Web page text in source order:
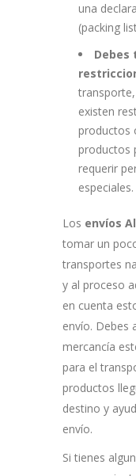
una
(packing
Debes
existen
productos
productos
requerir
especiales.
Los envíos
tomar un
transportes
y al proceso
en cuenta
envío. Debes
mercancía
para el
productos
destino y
envío.
Si tienes